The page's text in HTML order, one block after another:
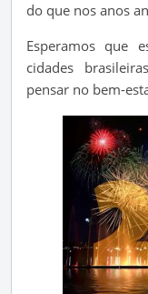
do que nos anos
Esperamos que
cidades
pensar no bem-